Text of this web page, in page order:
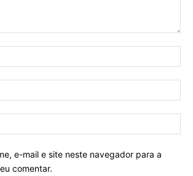
e-mail e site neste navegador para a
comentar.